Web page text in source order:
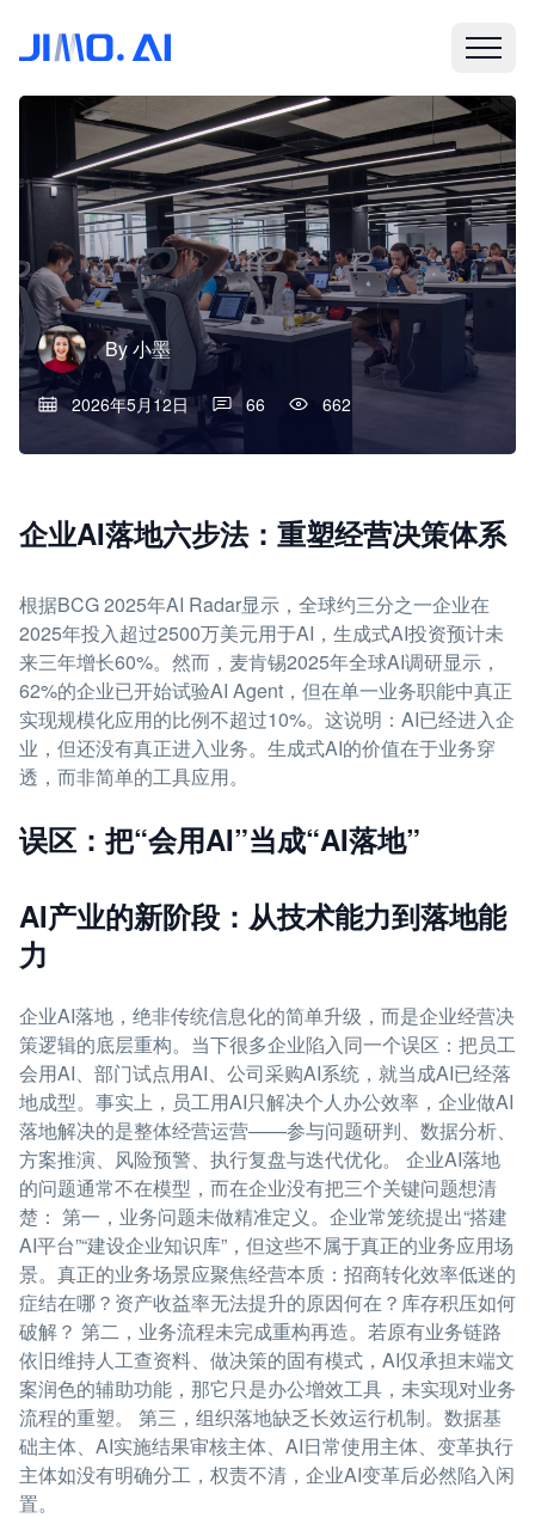
By小墨
2026年5月12日 66 662
企业AI落地六步法：重塑经营决策体系
根据BCG 2025年AI Radar显示，全球约三分之一企业在
2025年投入超过2500万美元用于AI，生成式AI投资预计未
来三年增长60%。然而，麦肯锡2025年全球AI调研显示，
62%的企业已开始试验AI Agent，但在单一业务职能中真正
实现规模化应用的比例不超过10%。这说明：AI已经进入企
业，但还没有真正进入业务。生成式AI的价值在于业务穿
透，而非简单的工具应用。
误区：把“会用AI”当成“AI落地”
AI产业的新阶段：从技术能力到落地能
力
企业AI落地，绝非传统信息化的简单升级，而是企业经营决
策逻辑的底层重构。当下很多企业陷入同一个误区：把员工
会用AI、部门试点用AI、公司采购AI系统，就当成AI已经落
地成型。事实上，员工用AI只解决个人办公效率，企业做AI
落地解决的是整体经营运营——参与问题研判、数据分析、
方案推演、风险预警、执行复盘与迭代优化。 企业AI落地
的问题通常不在模型，而在企业没有把三个关键问题想清
楚： 第一，业务问题未做精准定义。企业常笼统提出“搭建
AI平台”“建设企业知识库”，但这些不属于真正的业务应用场
景。真正的业务场景应聚焦经营本质：招商转化效率低迷的
症结在哪？资产收益率无法提升的原因何在？库存积压如何
破解？ 第二，业务流程未完成重构再造。若原有业务链路
依旧维持人工查资料、做决策的固有模式，AI仅承担末端文
案润色的辅助功能，那它只是办公增效工具，未实现对业务
流程的重塑。 第三，组织落地缺乏长效运行机制。数据基
础主体、AI实施结果审核主体、AI日常使用主体、变革执行
主体如没有明确分工，权责不清，企业AI变革后必然陷入闲
置。